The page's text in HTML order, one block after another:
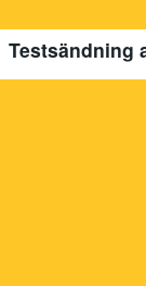
Testsändning